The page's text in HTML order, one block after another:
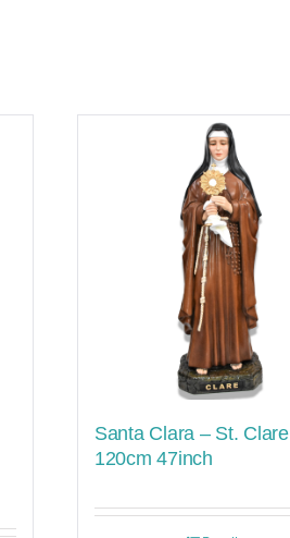
Santa Clara – St. Clare
120cm 47inch